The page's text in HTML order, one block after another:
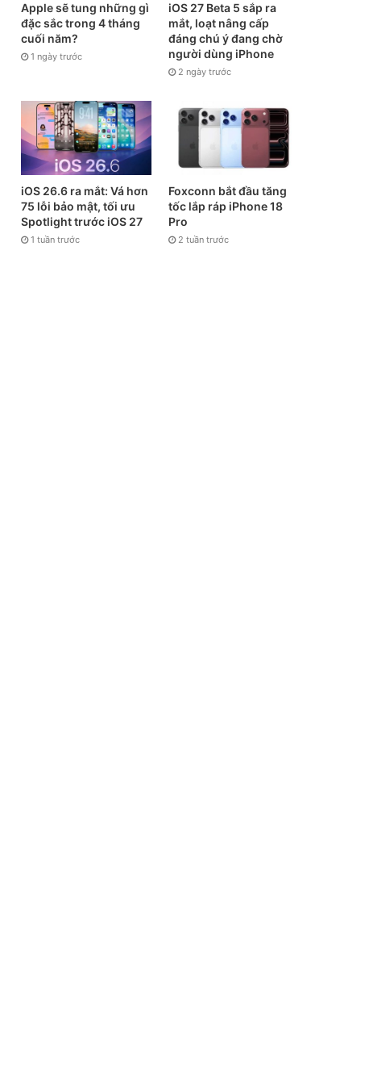
Apple sẽ tung những gì
đặc sắc trong 4 tháng
cuối năm?
1 ngày trước
iOS 27 Beta 5 sắp ra
mắt, loạt nâng cấp
đáng chú ý đang chờ
người dùng iPhone
2 ngày trước
iOS 26.6 ra mắt: Vá hơn
75 lỗi bảo mật, tối ưu
Spotlight trước iOS 27
1 tuần trước
Foxconn bắt đầu tăng
tốc lắp ráp iPhone 18
Pro
2 tuần trước